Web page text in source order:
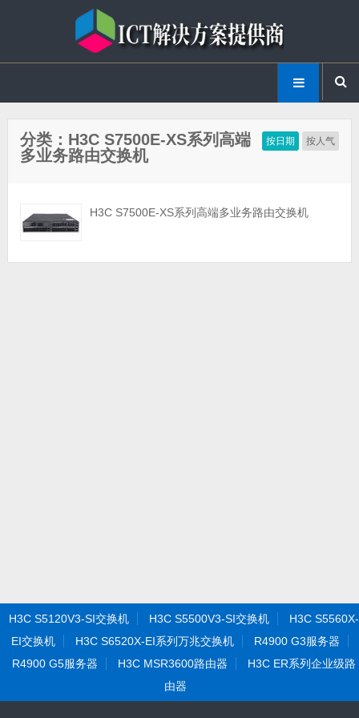
按日期 按人气
分类：H3C S7500E-XS系列高端
多业务路由交换机
H3C S7500E-XS系列高端多业务路由交换机
H3C S5120V3-SI交换机 H3C S5500V3-SI交换机
H3C S5560X-
EI交换机
H3C S6520X-EI系列万兆交换机
R4900 G3服务器
R4900 G5服务器
H3C MSR3600路由器
H3C ER系列企业级路
由器